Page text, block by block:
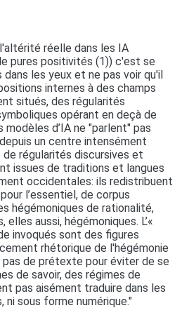
réelle dans les IA
pures positivités (1)) c'est se
les yeux et ne pas voir qu'il
internes à des champs
situés, des régularités
opérant en deçà de
d’IA ne "parlent" pas
un centre intensément
régularités discursives et
issues de traditions et langues
occidentales: ils redistribuent
l’essentiel, de corpus
hégémoniques de rationalité,
aussi, hégémoniques. L’«
invoqués sont des figures
rhétorique de l'hégémonie
de prétexte pour éviter de se
de savoir, des régimes de
pas aisément traduire dans les
sous forme numérique."